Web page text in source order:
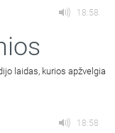
18:58
laidas, kurios apžvelgia
18:58